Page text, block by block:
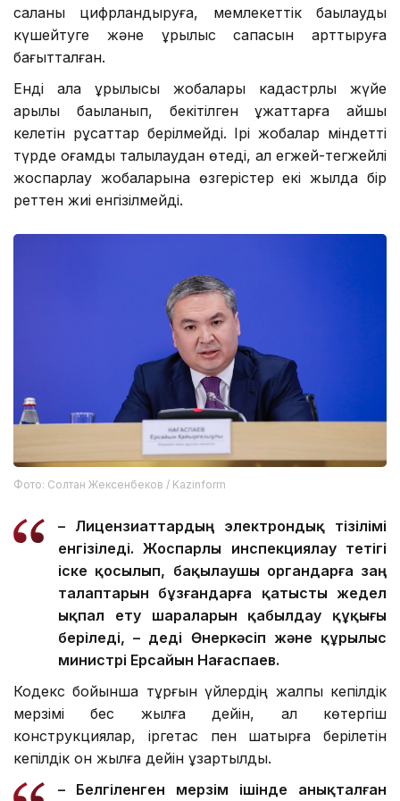
саланы цифрландыруға, мемлекеттік бақылауды
күшейтуге және құрылыс сапасын арттыруға
бағытталған.
Енді қала құрылысы жобалары кадастрлық жүйе
арқылы бақыланып, бекітілген құжаттарға қайшы
келетін рұқсаттар берілмейді. Ірі жобалар міндетті
түрде қоғамдық талқылаудан өтеді, ал егжей-тегжейлі
жоспарлау жобаларына өзгерістер екі жылда бір
реттен жиі енгізілмейді.
Фото: Солтан Жексенбеков / Kazinform
– Лицензиаттардың электрондық тізілімі
енгізіледі. Жоспарлы инспекциялау тетігі
іске қосылып, бақылаушы органдарға заң
талаптарын бұзғандарға қатысты жедел
ықпал ету шараларын қабылдау құқығы
беріледі, – деді Өнеркәсіп және құрылыс
министрі Ерсайын Нағаспаев.
Кодекс бойынша тұрғын үйлердің жалпы кепілдік
мерзімі бес жылға дейін, ал көтергіш
конструкциялар, іргетас пен шатырға берілетін
кепілдік он жылға дейін ұзартылды.
– Белгіленген мерзім ішінде анықталған